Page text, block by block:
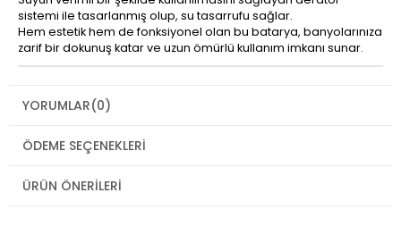
sistemi ile tasarlanmış olup, su tasarrufu sağlar.
Hem estetik hem de fonksiyonel olan bu batarya, banyolarınıza
zarif bir dokunuş katar ve uzun ömürlü kullanım imkanı sunar.
YORUMLAR(0)
ÖDEME SEÇENEKLERI
ÜRÜN ÖNERILERI